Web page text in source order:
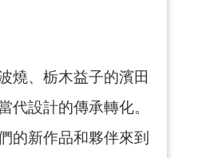
燒、栃木益子的濱田
設計的傳承轉化。
的新作品和夥伴來到